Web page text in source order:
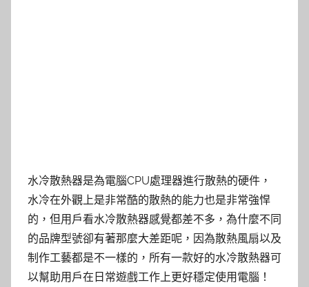
水冷散熱器是為電腦CPU處理器進行散熱的硬件，
水冷在外觀上是非常酷的散熱的能力也是非常強悍
的，但用戶看水冷散熱器感覺都差不多，為什麼不同
的品牌型號卻有著那麼大差距呢，因為散熱風扇以及
制作工藝都是不一樣的，所有一款好的水冷散熱器可
以幫助用戶在日常遊戲工作上更好穩定使用電腦！